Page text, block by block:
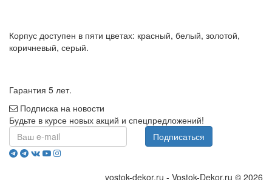
Корпус доступен в пяти цветах: красный, белый, золотой,
коричневый, серый.
Гарантия 5 лет.
Подписка на новости
Будьте в курсе новых акций и спецпредложений!
Подписаться
vostok-dekor.ru - Vostok-Dekor.ru © 2026